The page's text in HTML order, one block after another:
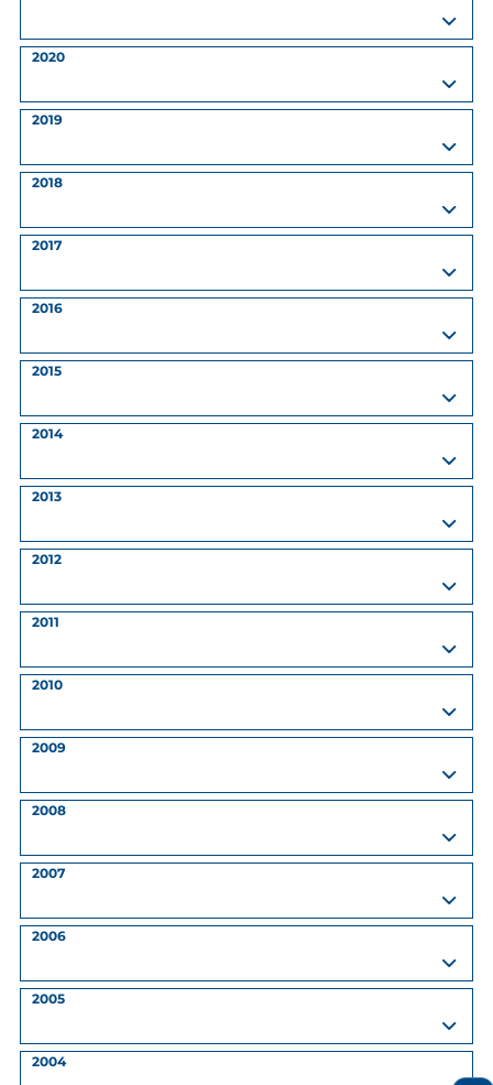
2020
2019
2018
2017
2016
2015
2014
2013
2012
2011
2010
2009
2008
2007
2006
2005
2004